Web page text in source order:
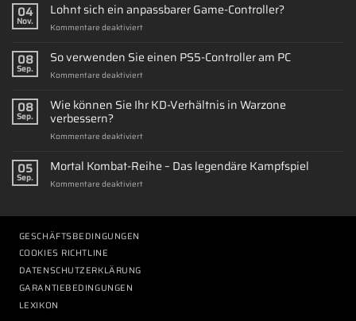
04
Nov.
Lohnt sich ein anpassbarer Game-Controller?
Kommentare deaktiviertfür
sich
ein
anpassbarer
Controller?
08
Sep.
So verwenden Sie einen PS5-Controller am PC
Kommentare deaktiviertfür
verwenden
Sie
PS5-
am
08
Sep.
Wie können Sie Ihr KD-Verhältnis in Warzone
verbessern?
Kommentare deaktiviertfür
können
Sie
Ihr
05
Sep.
Mortal Kombat-Reihe – Das legendäre Kampfspiel
Kommentare deaktiviertfür
GESCHÄFTSBEDINGUNGEN
COOKIES RICHTLINE
DATENSCHUTZERKLÄRUNG
GARANTIEBEDINGUNGEN
LEXIKON